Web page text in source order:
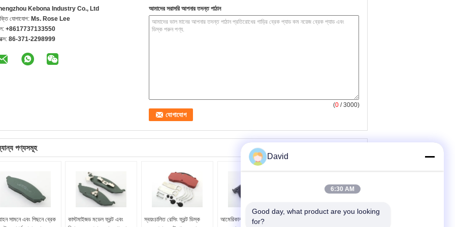
Kebona Industry Co., Ltd
যোগাযোগ: Ms. Rose Lee
+8617737133550
86-371-2298999
আমাদের সরাসরি আপনার তদন্ত পাঠান
(0 / 3000)
পণ্যসমূহ
সামনে এবং পিছনে ব্রেক
কাস্টমাইজড মডেল ফ্রন্ট এবং
স্বয়ংচালিত রেসিং ফ্রন্ট ডিস্ক
আমেরিকান এবং জাপানি গাড়িগুলির
David
6:30 AM
Good day, what product are you looking
for?